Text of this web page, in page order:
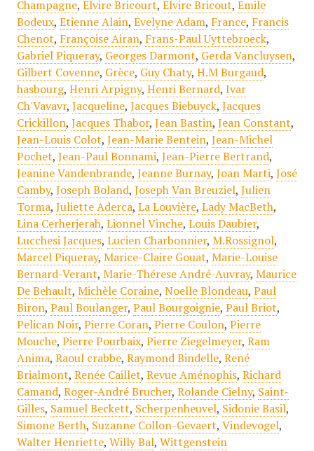
Champagne, Elvire Bricourt, Elvire Bricout, Emile
Bodeux, Etienne Alain, Evelyne Adam, France, Francis
Chenot, Françoise Airan, Frans-Paul Uyttebroeck,
Gabriel Piqueray, Georges Darmont, Gerda Vancluysen,
Gilbert Covenne, Grèce, Guy Chaty, H.M Burgaud,
hasbourg, Henri Arpigny, Henri Bernard, Ivar
Ch'Vavavr, Jacqueline, Jacques Biebuyck, Jacques
Crickillon, Jacques Thabor, Jean Bastin, Jean Constant,
Jean-Louis Colot, Jean-Marie Bentein, Jean-Michel
Pochet, Jean-Paul Bonnami, Jean-Pierre Bertrand,
Jeanine Vandenbrande, Jeanne Burnay, Joan Marti, José
Camby, Joseph Boland, Joseph Van Breuziel, Julien
Torma, Juliette Aderca, La Louvière, Lady MacBeth,
Lina Cerherjerah, Lionnel Vinche, Louis Daubier,
Lucchesi Jacques, Lucien Charbonnier, M.Rossignol,
Marcel Piqueray, Marice-Claire Gouat, Marie-Louise
Bernard-Verant, Marie-Thérese André-Auvray, Maurice
De Behault, Michèle Coraine, Noelle Blondeau, Paul
Biron, Paul Boulanger, Paul Bourgoignie, Paul Briot,
Pelican Noir, Pierre Coran, Pierre Coulon, Pierre
Mouche, Pierre Pourbaix, Pierre Ziegelmeyer, Ram
Anima, Raoul crabbe, Raymond Bindelle, René
Brialmont, Renée Caillet, Revue Aménophis, Richard
Camand, Roger-André Brucher, Rolande Cielny, Saint-
Gilles, Samuel Beckett, Scherpenheuvel, Sidonie Basil,
Simone Berth, Suzanne Collon-Gevaert, Vindevogel,
Walter Henriette, Willy Bal, Wittgenstein